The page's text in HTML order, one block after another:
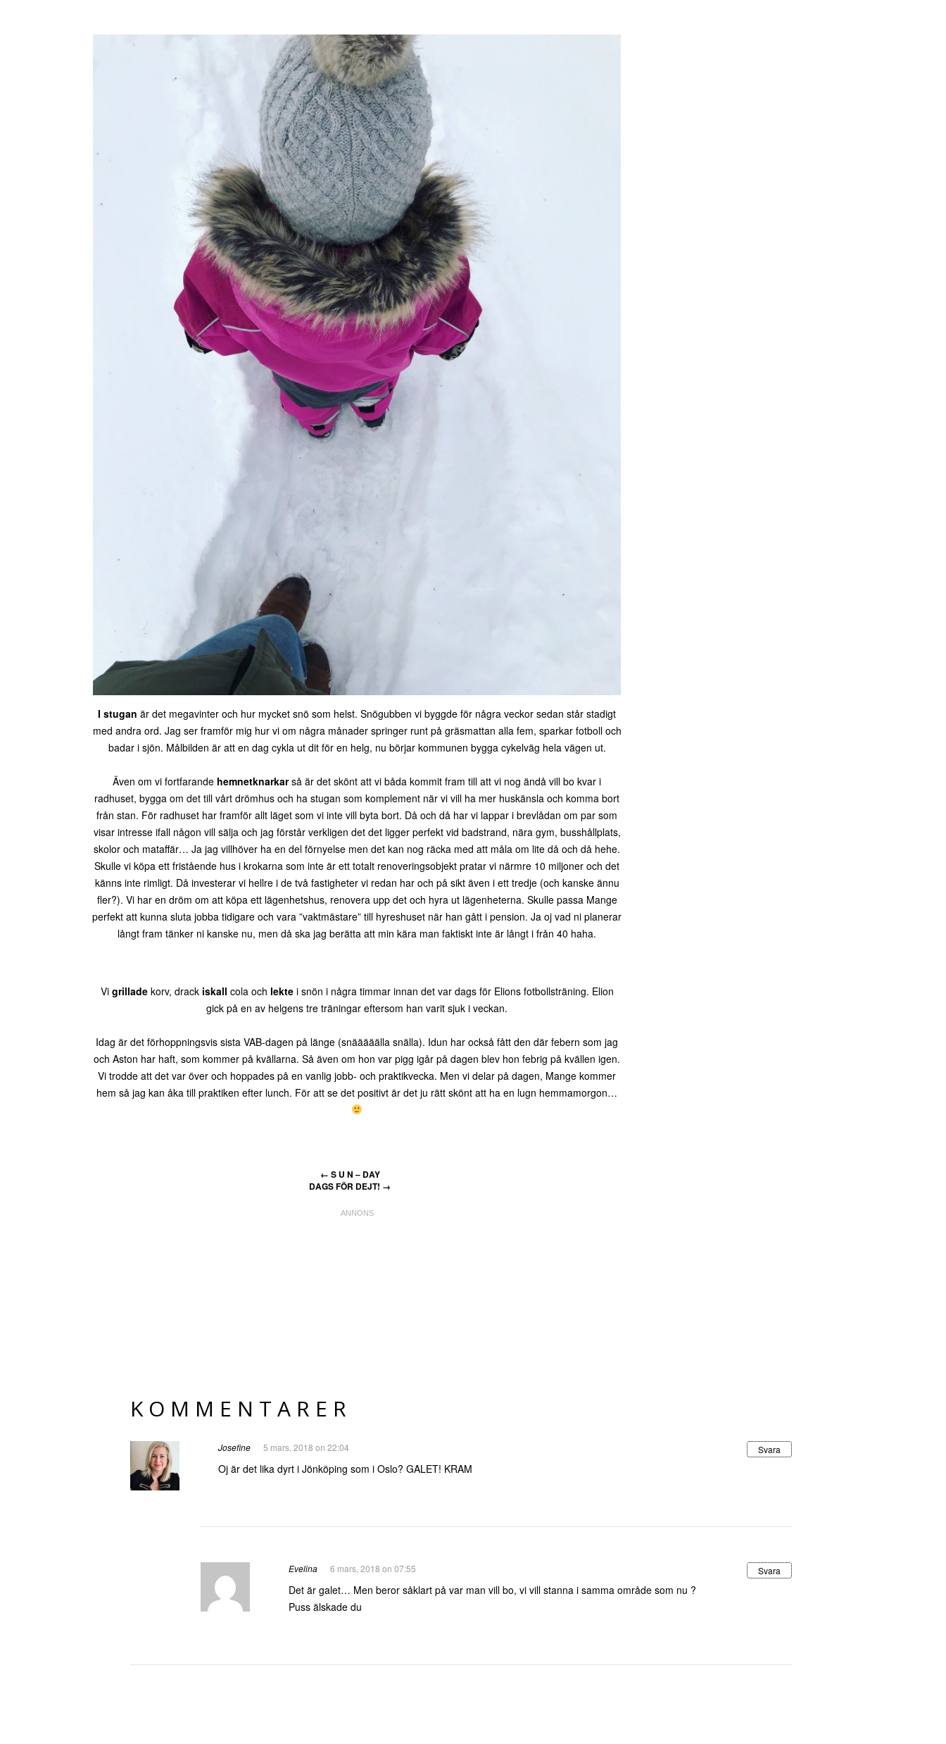
I stugan är det megavinter och hur mycket snö som helst. Snögubben vi byggde för några veckor sedan står stadigt
med andra ord. Jag ser framför mig hur vi om några månader springer runt på gräsmattan alla fem, sparkar fotboll och
badar i sjön. Målbilden är att en dag cykla ut dit för en helg, nu börjar kommunen bygga cykelväg hela vägen ut.
Även om vi fortfarande hemnetknarkarså är det skönt att vi båda kommit fram till att vi nog ändå vill bo kvar i
radhuset, bygga om det till vårt drömhus och ha stugan som komplement när vi vill ha mer huskänsla och komma bort
från stan. För radhuset har framför allt läget som vi inte vill byta bort. Då och då har vi lappar i brevlådan om par som
visar intresse ifall någon vill sälja och jag förstår verkligen det det ligger perfekt vid badstrand, nära gym, busshållplats,
skolor och mataffär… Ja jag villhöver ha en del förnyelse men det kan nog räcka med att måla om lite då och då hehe.
Skulle vi köpa ett fristående hus i krokarna som inte är ett totalt renoveringsobjekt pratar vi närmre 10 miljoner och det
känns inte rimligt. Då investerar vi hellre i de två fastigheter vi redan har och på sikt även i ett tredje (och kanske ännu
fler?). Vi har en dröm om att köpa ett lägenhetshus, renovera upp det och hyra ut lägenheterna. Skulle passa Mange
perfekt att kunna sluta jobba tidigare och vara ”vaktmästare” till hyreshuset när han gått i pension. Ja oj vad ni planerar
långt fram tänker ni kanske nu, men då ska jag berätta att min kära man faktiskt inte är långt i från 40 haha.
Vi grilladekorv, drack iskall cola och lektei snön i några timmar innan det var dags för Elions fotbollsträning. Elion
gick på en av helgens tre träningar eftersom han varit sjuk i veckan.
Idag är det förhoppningsvis sista VAB-dagen på länge (snääääälla snälla). Idun har också fått den där febern som jag
och Aston har haft, som kommer på kvällarna. Så även om hon var pigg igår på dagen blev hon febrig på kvällen igen.
Vi trodde att det var över och hoppades på en vanlig jobb- och praktikvecka. Men vi delar på dagen, Mange kommer
hem så jag kan åka till praktiken efter lunch. För att se det positivt är det ju rätt skönt att ha en lugn hemmamorgon…
← S U N – DAY
DAGS FÖR DEJT! →
KOMMENTARER
Josefine 5 mars, 2018 on 22:04 Svara
Oj är det lika dyrt i Jönköping som i Oslo? GALET! KRAM
Evelina 6 mars, 2018 on 07:55 Svara
Det är galet… Men beror såklart på var man vill bo, vi vill stanna i samma område som nu ?
Puss älskade du